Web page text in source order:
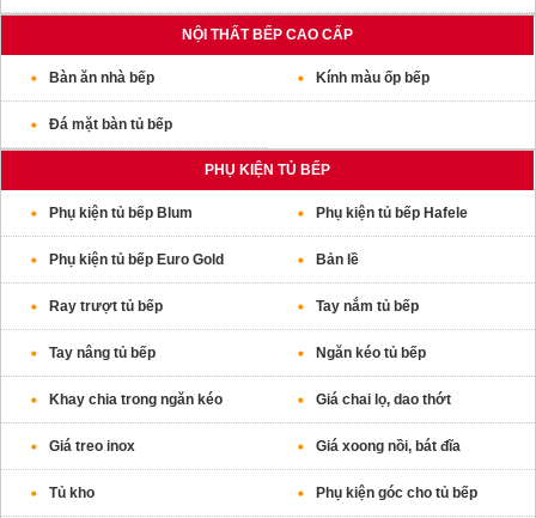
NỘI THẤT BẾP CAO CẤP
Bàn ăn nhà bếp Kính màu ốp bếp
Đá mặt bàn tủ bếp
PHỤ KIỆN TỦ BẾP
Phụ kiện tủ bếp Blum Phụ kiện tủ bếp Hafele
Phụ kiện tủ bếp Euro Gold Bản lề
Ray trượt tủ bếp Tay nắm tủ bếp
Tay nâng tủ bếp Ngăn kéo tủ bếp
Khay chia trong ngăn kéo Giá chai lọ, dao thớt
Giá treo inox Giá xoong nồi, bát đĩa
Tủ kho Phụ kiện góc cho tủ bếp